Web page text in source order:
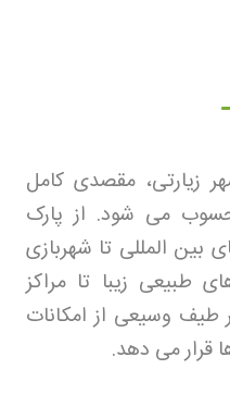
زیارتی، مقصدی کامل
می شود. از پارک
بین المللی تا شهربازی
طبیعی زیبا تا مراکز
وسیعی از امکانات
قرار می دهد.